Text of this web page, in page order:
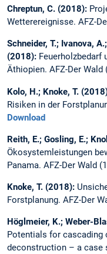
Chreptun, C. (2018):
Wetterereignisse. AFZ-
Schneider, T.; Ivanova,
(2018): Feuerholzbedarf
Äthiopien. AFZ-Der Wald
Kolo, H.; Knoke, T.
Risiken in der
Download
Reith, E.; Gosling, E.;
Ökosystemleistungen
Panama. AFZ-Der Wald
Knoke, T. (2018):
Forstplanung. AFZ-Der
Höglmeier, K.; Weber-
Potentials for cascading
deconstruction – a case